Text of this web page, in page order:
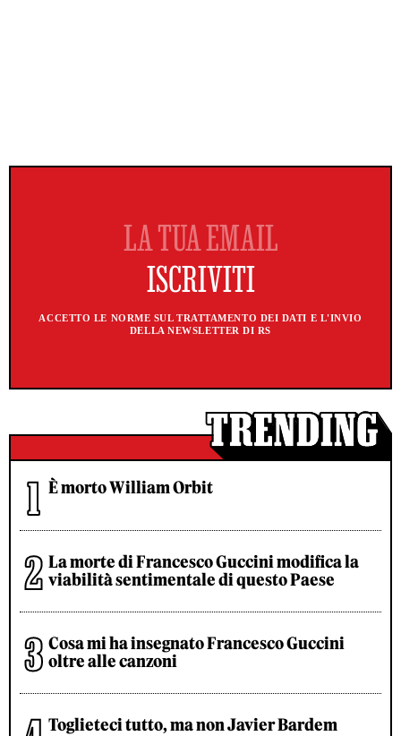
ACCETTO LE NORME SUL TRATTAMENTO DEI DATI E L'INVIO
DELLA NEWSLETTER DI RS
È morto William Orbit
La morte di Francesco Guccini modifica la
viabilità sentimentale di questo Paese
Cosa mi ha insegnato Francesco Guccini
oltre alle canzoni
Toglieteci tutto, ma non Javier Bardem